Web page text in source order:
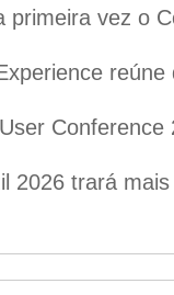
primeira vez o
2026 trará